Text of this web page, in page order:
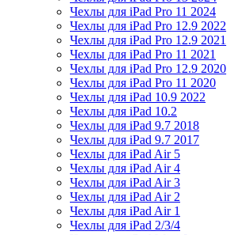
Чехлы для iPad Pro 11 2024
Чехлы для iPad Pro 12.9 2022
Чехлы для iPad Pro 12.9 2021
Чехлы для iPad Pro 11 2021
Чехлы для iPad Pro 12.9 2020
Чехлы для iPad Pro 11 2020
Чехлы для iPad 10.9 2022
Чехлы для iPad 10.2
Чехлы для iPad 9.7 2018
Чехлы для iPad 9.7 2017
Чехлы для iPad Air 5
Чехлы для iPad Air 4
Чехлы для iPad Air 3
Чехлы для iPad Air 2
Чехлы для iPad Air 1
Чехлы для iPad 2/3/4